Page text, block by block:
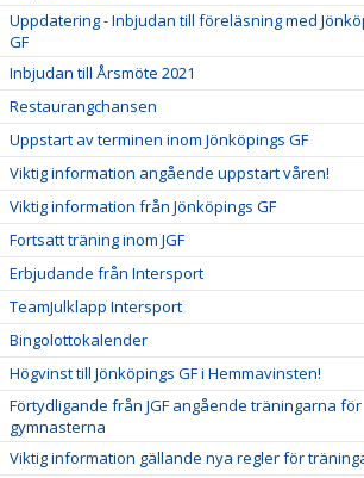
Uppdatering - Inbjudan till föreläsning med
GF
Inbjudan till Årsmöte 2021
Restaurangchansen
Uppstart av terminen inom Jönköpings GF
Viktig information angående uppstart våren!
Viktig information från Jönköpings GF
Fortsatt träning inom JGF
Erbjudande från Intersport
TeamJulklapp Intersport
Bingolottokalender
Högvinst till Jönköpings GF i Hemmavinsten!
Förtydligande från JGF angående träningarna för
gymnasterna
Viktig information gällande nya regler för